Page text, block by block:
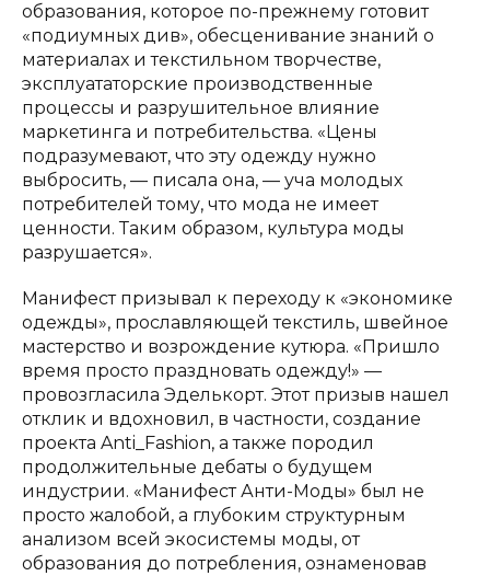
образования, которое по-прежнему готовит
«подиумных див», обесценивание знаний о
материалах и текстильном творчестве,
эксплуататорские производственные
процессы и разрушительное влияние
маркетинга и потребительства. «Цены
подразумевают, что эту одежду нужно
выбросить, — писала она, — уча молодых
потребителей тому, что мода не имеет
ценности. Таким образом, культура моды
разрушается».
Манифест призывал к переходу к «экономике
одежды», прославляющей текстиль, швейное
мастерство и возрождение кутюра. «Пришло
время просто праздновать одежду!» —
провозгласила Эделькорт. Этот призыв нашел
отклик и вдохновил, в частности, создание
проекта Anti_Fashion, а также породил
продолжительные дебаты о будущем
индустрии. «Манифест Анти-Моды» был не
просто жалобой, а глубоким структурным
анализом всей экосистемы моды, от
образования до потребления, ознаменовав